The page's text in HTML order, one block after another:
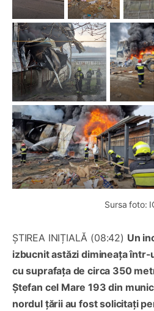
Sursa foto:
ȘTIREA INIȚIALĂ (08:42) Un
izbucnit astăzi dimineața într-
cu suprafața de circa 350
Ștefan cel Mare 193 din
nordul țării au fost solicitați